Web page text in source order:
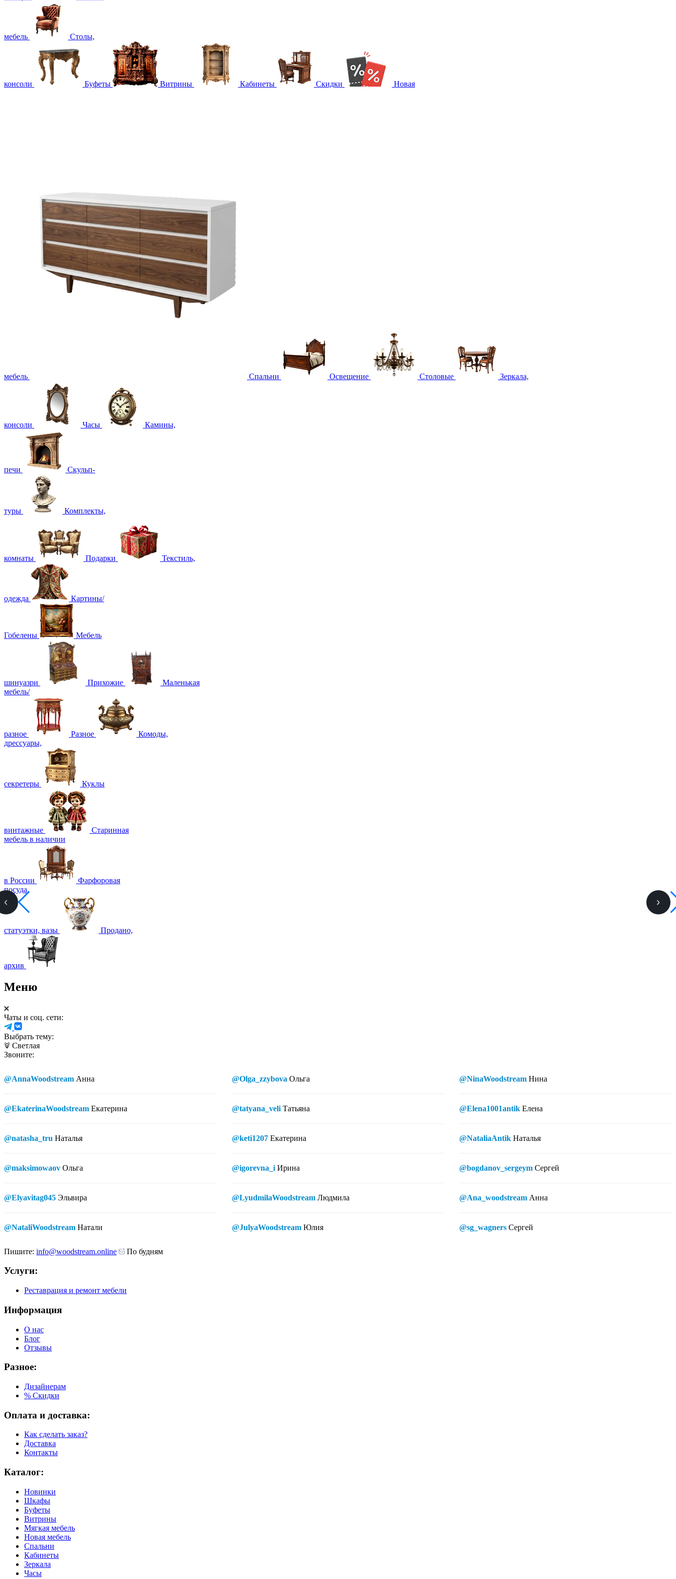
мебель Столы,
консоли Буфеты Витрины Кабинеты Скидки Новая
мебель Спальни Освещение Столовые Зеркала,
консоли Часы Камины,
печи Скульп-
туры Комплекты,
комнаты Подарки Текстиль,
одежда Картины/
Гобелены Мебель
шинуазри Прихожие
Маленькая
мебель/
разное Разное
Комоды,
дрессуары,
секретеры Куклы
винтажные
Старинная
мебель в наличии
в России
Фарфоровая
посуда,
статуэтки, вазы Продано,
архив
Меню
Чаты и соц. сети:
Выбрать тему:
Светлая
Звоните:
@AnnaWoodstream Анна
@EkaterinaWoodstream Екатерина
@natasha_tru Наталья
@maksimowaov Ольга
@Elyavitag045 Эльвира
@NataliWoodstream Натали
@Olga_zzybova Ольга
@tatyana_veli Татьяна
@keti1207 Екатерина
@igorevna_i Ирина
@LyudmilaWoodstream Людмила
@JulyaWoodstream Юлия
@NinaWoodstream Нина
@Elena1001antik Елена
@NataliaAntik Наталья
@bogdanov_sergeym Сергей
@Ana_woodstream Анна
@sg_wagners Сергей
Пишите: info@woodstream.online По будням
Услуги:
Реставрация и ремонт мебели
Информация
О нас
Блог
Отзывы
Разное:
Дизайнерам
% Скидки
Оплата и доставка:
Как сделать заказ?
Доставка
Контакты
Каталог:
Новинки
Шкафы
Буфеты
Витрины
Мягкая мебель
Новая мебель
Спальни
Кабинеты
Зеркала
Часы